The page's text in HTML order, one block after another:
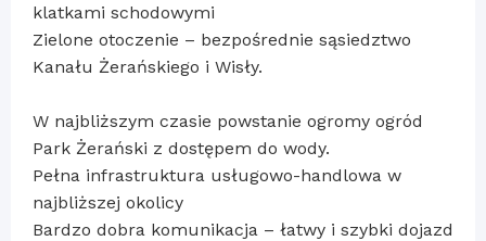
klatkami schodowymi
Zielone otoczenie – bezpośrednie sąsiedztwo
Kanału Żerańskiego i Wisły.
W najbliższym czasie powstanie ogromy ogród
Park Żerański z dostępem do wody.
Pełna infrastruktura usługowo-handlowa w
najbliższej okolicy
Bardzo dobra komunikacja – łatwy i szybki dojazd